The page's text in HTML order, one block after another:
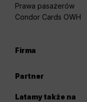
Prawa pasażerów
Condor Cards OWH
Firma
Partner
Latamy także na